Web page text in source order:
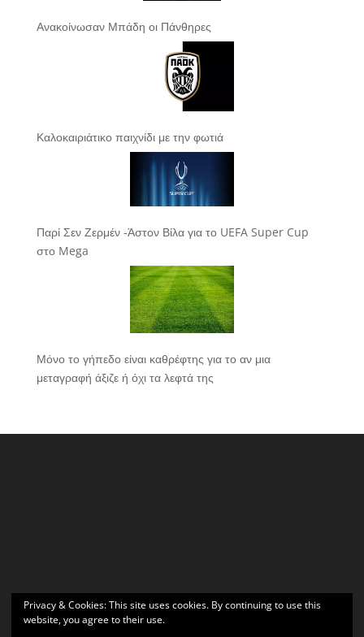
Ανακοίνωσαν Μπάδη οι Πάνθηρες
Καλοκαιριάτικο παιχνίδι με την φωτιά
Παρί Σεν Ζερμέν -Άστον Βίλα για το UEFA Super Cup
στο Mega
Μόνο το γήπεδο είναι καθρέφτης για το αν μια
μεταγραφή άξιζε ή όχι τα λεφτά της
Privacy & Cookies: This site uses cookies. By continuing to use this
website, you agree to their use.